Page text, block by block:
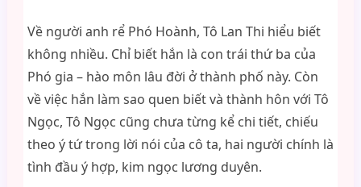
Về người anh rể Phó Hoành, Tô Lan Thi hiểu biết
không nhiều. Chỉ biết hắn là con trái thứ ba của
Phó gia – hào môn lâu đời ở thành phố này. Còn
về việc hắn làm sao quen biết và thành hôn với Tô
Ngọc, Tô Ngọc cũng chưa từng kể chi tiết, chiếu
theo ý tứ trong lời nói của cô ta, hai người chính là
tình đầu ý hợp, kim ngọc lương duyên.